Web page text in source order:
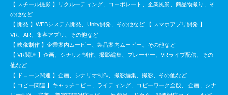
【 スチール撮影 】リクルーティング、コーポレート、企業風景、商品物撮り、そ
の他など
【 開発 】WEBシステム開発、Unity開発、その他など 【 スマホアプリ開発 】
VR、AR、集客アプリ、その他など
【 映像制作 】企業案内ムービー、製品案内ムービー、その他など
【 VR関連 】企画、シナリオ制作、撮影編集、プレーヤー、VRライブ配信、その
他など
【 ドローン関連 】企画、シナリオ制作、撮影編集、撮影、その他など
【 コピー関連 】キャッチコピー、ライティング、コピーワーク全般、 企画、シナ